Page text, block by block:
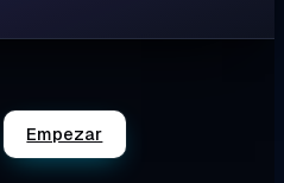
Empezar